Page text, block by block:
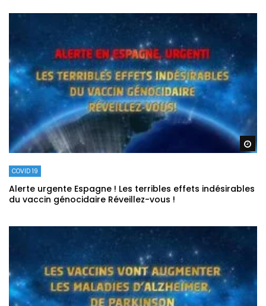
COVID 19
Alerte urgente Espagne ! Les terribles effets indésirables
du vaccin génocidaire Réveillez-vous !